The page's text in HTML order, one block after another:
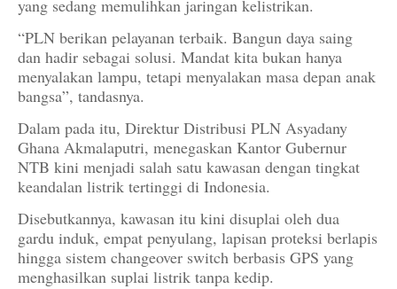
yang sedang memulihkan jaringan kelistrikan.
“PLN berikan pelayanan terbaik. Bangun daya saing
dan hadir sebagai solusi. Mandat kita bukan hanya
menyalakan lampu, tetapi menyalakan masa depan anak
bangsa”, tandasnya.
Dalam pada itu, Direktur Distribusi PLN Asyadany
Ghana Akmalaputri, menegaskan Kantor Gubernur
NTB kini menjadi salah satu kawasan dengan tingkat
keandalan listrik tertinggi di Indonesia.
Disebutkannya, kawasan itu kini disuplai oleh dua
gardu induk, empat penyulang, lapisan proteksi berlapis
hingga sistem changeover switch berbasis GPS yang
menghasilkan suplai listrik tanpa kedip.